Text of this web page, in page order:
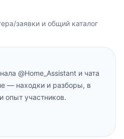
заявки и общий каталог
@Home_Assistant и чата
— находки и разборы, в
участников.